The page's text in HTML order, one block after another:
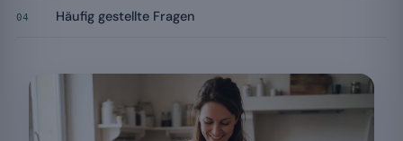
04 Häufig gestellte Fragen